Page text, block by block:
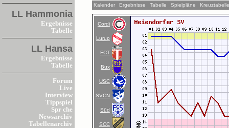
LL Hammonia
Ergebnisse
Tabelle
LL Hansa
Ergebnisse
Tabelle
Forum
Live
Interview
Tippspiel
Spr che
Newsarchiv
Tabellenarchiv
Kalender Ergebnisse Tabelle Spielpläne
Cordi
Lurup
FCT
Bux
USC
SVCN
Süd
SCC